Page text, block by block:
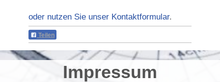
oder nutzen Sie unser Kontaktformular.
Teilen
Impressum